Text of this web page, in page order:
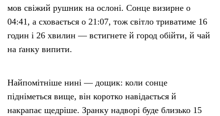
мов свіжий рушник на ослоні. Сонце визирне о
04:41, а сховається о 21:07, тож світло триватиме 16
годин і 26 хвилин — встигнете й город обійти, й чай
на ґанку випити.
Найпомітніше нині — дощик: коли сонце
підніметься вище, він коротко навідається й
накрапає щедріше. Зранку надворі буде близько 15